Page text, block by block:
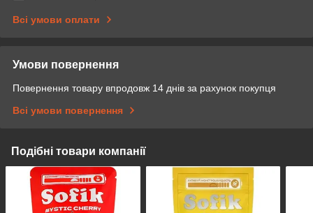
Всі умови оплати
Умови повернення
Повернення товару впродовж 14 днів за рахунок покупця
Всі умови повернення
Подібні товари компанії